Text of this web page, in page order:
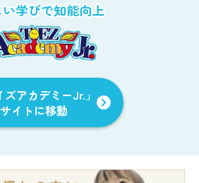
学びで知能向上
ズアカデミーJr.」
サイトに移動